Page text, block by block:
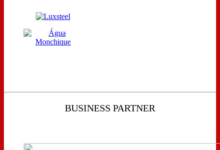
BUSINESS PARTNER